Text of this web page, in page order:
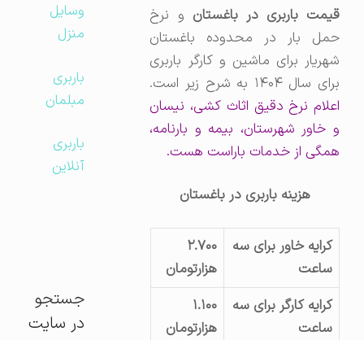
قیمت باربری در باغستانو نرخ
حمل بار در محدوده باغستان
شهریار برای ماشین و کارگر باربری
برای سال ۱۴۰۴ به شرح زیر است.
اعلام نرخ دقیق اثاث کشی، نیسان
و خاور شهرستان، بیمه و بارنامه،
همگی از خدمات باراست هست.
هزینه باربری در باغستان
کرایه خاور برای سه
ساعت
۲.۷۰۰
هزارتومان
کرایه کارگر برای سه
ساعت
۱.۱۰۰
هزارتومان
وسایل
منزل
باربری
مبلمان
باربری
آنلاین
جستجو
در سایت